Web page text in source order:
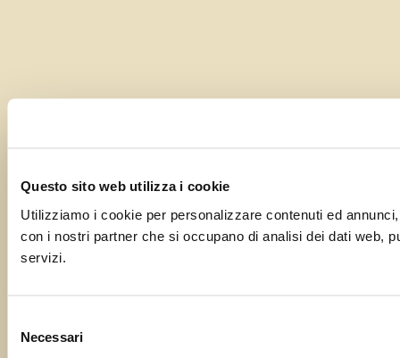
Questo sito web utilizza i cookie
Utilizziamo i cookie per personalizzare contenuti ed
con i nostri partner che si occupano di analisi dei dati web,
servizi.
delNecessari